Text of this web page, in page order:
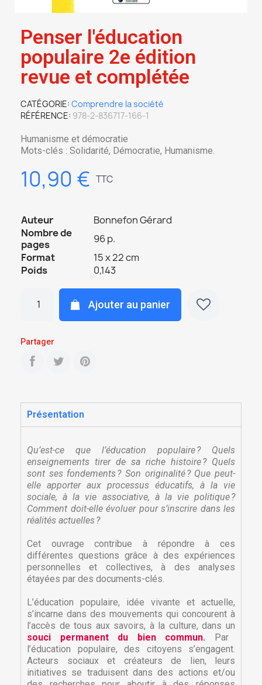
Penser l'éducation
populaire 2e édition
revue et complétée
CATÉGORIE Comprendre la société
RÉFÉRENCE 978-2-836717-166-1
Humanisme et démocratie
Mots-clés : Solidarité, Démocratie, Humanisme.
10,90 € TTC
Auteur
Bonnefon Gérard
Nombre de
pages
96 p.
Format
15 x 22 cm
Poids
0,143
Ajouter au panier
Partager
Présentation
Qu’est-ce que l’éducation populaire ? Quels
enseignements tirer de sa riche histoire ? Quels
sont ses fondements ? Son originalité ? Que peut-
elle apporter aux processus éducatifs, à la vie
sociale, à la vie associative, à la vie politique ?
Comment doit-elle évoluer pour s’inscrire dans les
réalités actuelles ?
Cet ouvrage contribue à répondre à ces
différentes questions grâce à des expériences
personnelles et collectives, à des analyses
étayées par des documents-clés.
L’éducation populaire, idée vivante et actuelle,
s’incarne dans des mouvements qui concourent à
l’accès de tous aux savoirs, à la culture, dans un
souci permanent du bien commun.
Par
l’éducation populaire, des citoyens s’engagent.
Acteurs sociaux et créateurs de lien, leurs
initiatives se traduisent dans des actions et/ou